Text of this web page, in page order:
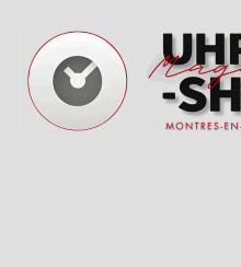
contenu